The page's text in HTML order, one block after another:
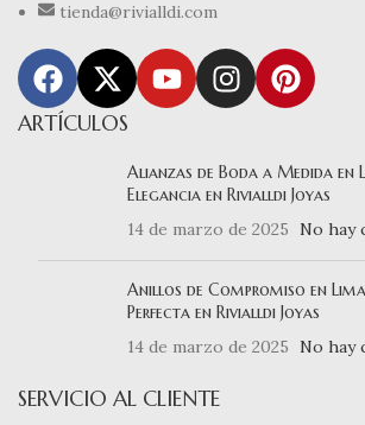
tienda@rivialldi.com
ARTÍCULOS
Alianzas de Boda a Medida en
Elegancia en Rivialldi Joyas
14 de marzo de 2025
No hay
Anillos de Compromiso en
Perfecta en Rivialldi Joyas
14 de marzo de 2025
No hay
SERVICIO AL CLIENTE